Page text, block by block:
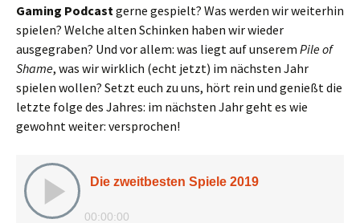
Gaming Podcast gerne gespielt? Was werden wir weiterhin
spielen? Welche alten Schinken haben wir wieder
ausgegraben? Und vor allem: was liegt auf unserem Pile of
Shame, was wir wirklich (echt jetzt) im nächsten Jahr
spielen wollen? Setzt euch zu uns, hört rein und genießt die
letzte folge des Jahres: im nächsten Jahr geht es wie
gewohnt weiter: versprochen!